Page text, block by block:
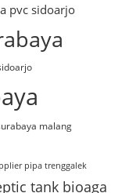
pvc sidoarjo
malang
pipa trenggalek
tank bioaga